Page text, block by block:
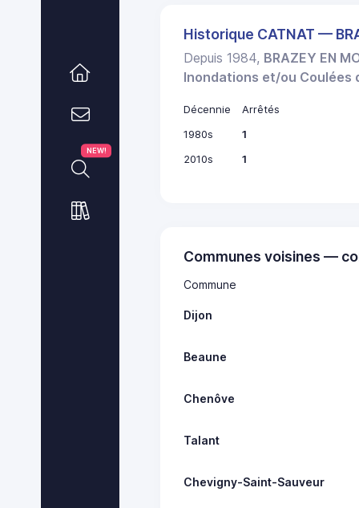
NEW!
Historique CATNAT —
Depuis 1984, BRAZEY EN
Inondations et/ou Coulées
Décennie
Arrêtés
1980s
1
2010s
1
Communes voisines —
Commune
Dijon
Beaune
Chenôve
Talant
Chevigny-Saint-Sauveur